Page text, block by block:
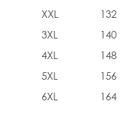
XXL
132
3XL
140
4XL
148
5XL
156
6XL
164